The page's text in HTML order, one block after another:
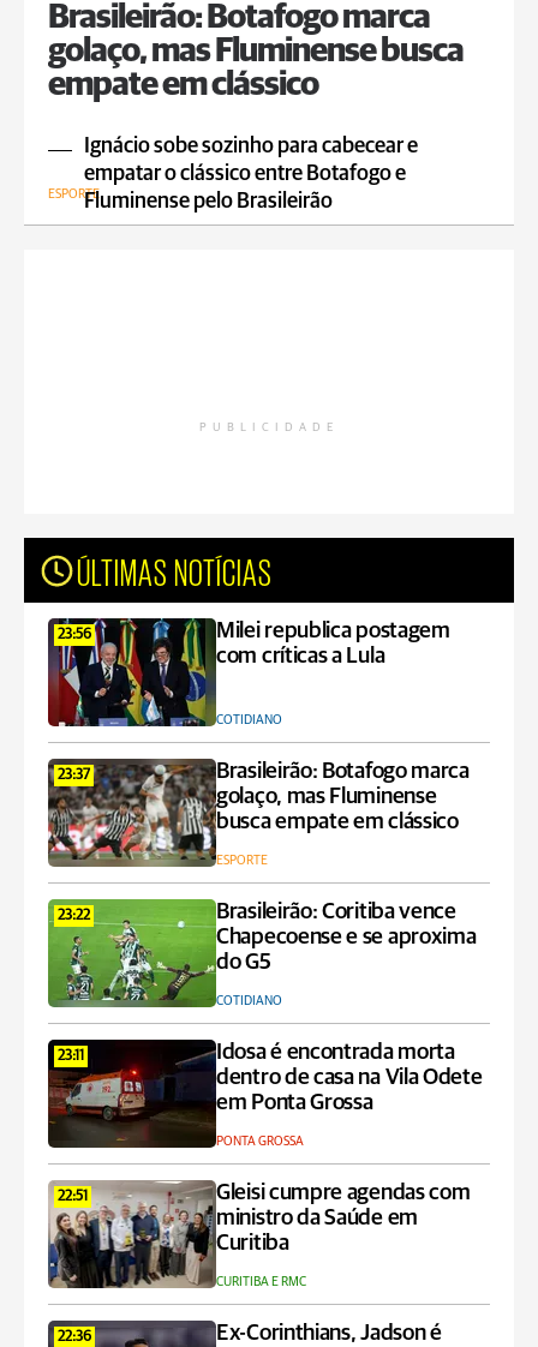
Brasileirão: Botafogo marca
golaço, mas Fluminense busca
empate em clássico
Ignácio sobe sozinho para cabecear e
empatar o clássico entre Botafogo e
Fluminense pelo Brasileirão
ESPORTE
PUBLICIDADE
ÚLTIMAS NOTÍCIAS
23:56
Milei republica postagem
com críticas a Lula
COTIDIANO
23:37
Brasileirão: Botafogo marca
golaço, mas Fluminense
busca empate em clássico
ESPORTE
23:22
Brasileirão: Coritiba vence
Chapecoense e se aproxima
do G5
COTIDIANO
23:11
Idosa é encontrada morta
dentro de casa na Vila Odete
em Ponta Grossa
PONTA GROSSA
22:51
Gleisi cumpre agendas com
ministro da Saúde em
Curitiba
CURITIBA E RMC
22:36 Ex-Corinthians, Jadson é